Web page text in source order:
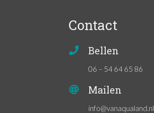
Contact
Bellen
06 – 54 64 65 86
Mailen
info@vanaqualand.nl